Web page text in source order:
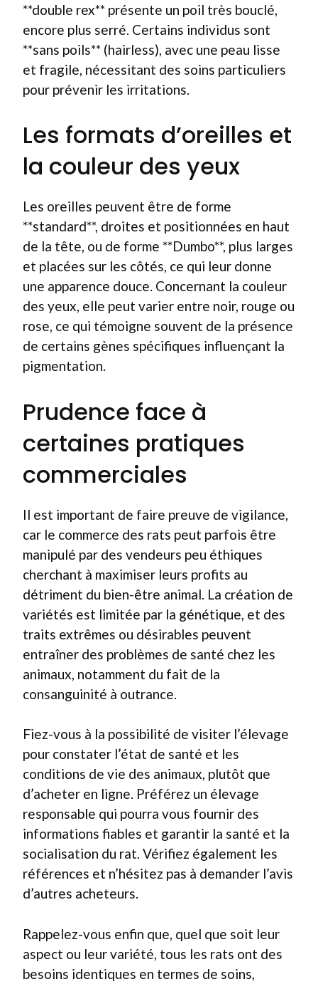
**double rex** présente un poil très bouclé,
encore plus serré. Certains individus sont
**sans poils** (hairless), avec une peau lisse
et fragile, nécessitant des soins particuliers
pour prévenir les irritations.
Les formats d’oreilles et
la couleur des yeux
Les oreilles peuvent être de forme
**standard**, droites et positionnées en haut
de la tête, ou de forme **Dumbo**, plus larges
et placées sur les côtés, ce qui leur donne
une apparence douce. Concernant la couleur
des yeux, elle peut varier entre noir, rouge ou
rose, ce qui témoigne souvent de la présence
de certains gènes spécifiques influençant la
pigmentation.
Prudence face à
certaines pratiques
commerciales
Il est important de faire preuve de vigilance,
car le commerce des rats peut parfois être
manipulé par des vendeurs peu éthiques
cherchant à maximiser leurs profits au
détriment du bien-être animal. La création de
variétés est limitée par la génétique, et des
traits extrêmes ou désirables peuvent
entraîner des problèmes de santé chez les
animaux, notamment du fait de la
consanguinité à outrance.
Fiez-vous à la possibilité de visiter l’élevage
pour constater l’état de santé et les
conditions de vie des animaux, plutôt que
d’acheter en ligne. Préférez un élevage
responsable qui pourra vous fournir des
informations fiables et garantir la santé et la
socialisation du rat. Vérifiez également les
références et n’hésitez pas à demander l’avis
d’autres acheteurs.
Rappelez-vous enfin que, quel que soit leur
aspect ou leur variété, tous les rats ont des
besoins identiques en termes de soins,